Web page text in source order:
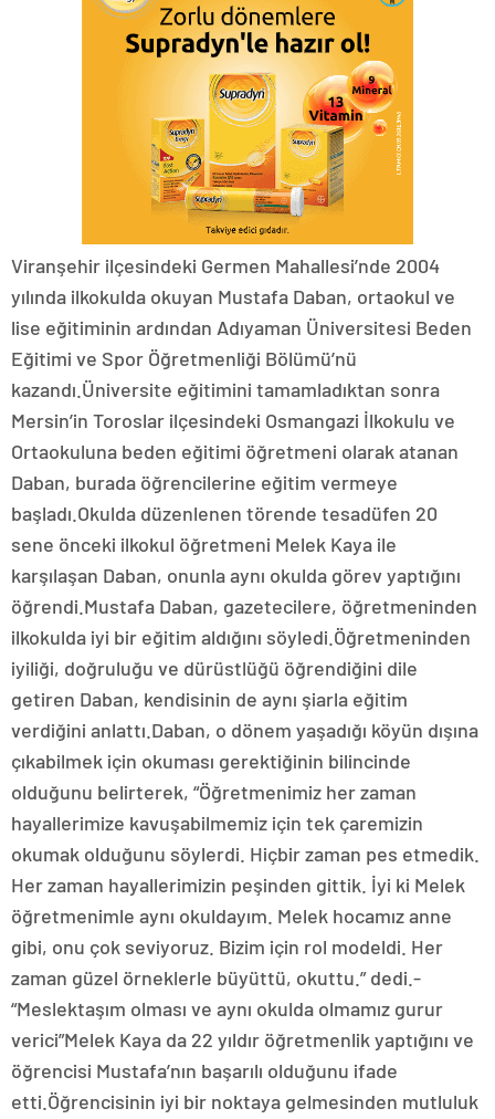
Viranşehir ilçesindeki Germen Mahallesi’nde 2004
yılında ilkokulda okuyan Mustafa Daban, ortaokul ve
lise eğitiminin ardından Adıyaman Üniversitesi Beden
Eğitimi ve Spor Öğretmenliği Bölümü’nü
kazandı.Üniversite eğitimini tamamladıktan sonra
Mersin’in Toroslar ilçesindeki Osmangazi İlkokulu ve
Ortaokuluna beden eğitimi öğretmeni olarak atanan
Daban, burada öğrencilerine eğitim vermeye
başladı.Okulda düzenlenen törende tesadüfen 20
sene önceki ilkokul öğretmeni Melek Kaya ile
karşılaşan Daban, onunla aynı okulda görev yaptığını
öğrendi.Mustafa Daban, gazetecilere, öğretmeninden
ilkokulda iyi bir eğitim aldığını söyledi.Öğretmeninden
iyiliği, doğruluğu ve dürüstlüğü öğrendiğini dile
getiren Daban, kendisinin de aynı şiarla eğitim
verdiğini anlattı.Daban, o dönem yaşadığı köyün dışına
çıkabilmek için okuması gerektiğinin bilincinde
olduğunu belirterek, “Öğretmenimiz her zaman
hayallerimize kavuşabilmemiz için tek çaremizin
okumak olduğunu söylerdi. Hiçbir zaman pes etmedik.
Her zaman hayallerimizin peşinden gittik. İyi ki Melek
öğretmenimle aynı okuldayım. Melek hocamız anne
gibi, onu çok seviyoruz. Bizim için rol modeldi. Her
zaman güzel örneklerle büyüttü, okuttu.” dedi.-
“Meslektaşım olması ve aynı okulda olmamız gurur
verici”Melek Kaya da 22 yıldır öğretmenlik yaptığını ve
öğrencisi Mustafa’nın başarılı olduğunu ifade
etti.Öğrencisinin iyi bir noktaya gelmesinden mutluluk